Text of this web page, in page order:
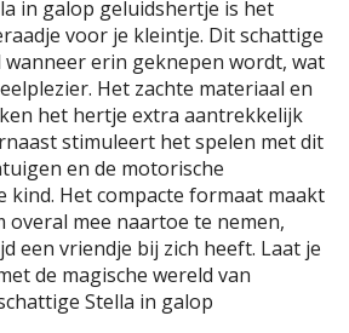
in galop geluidshertje is het
voor je kleintje. Dit schattige
erin geknepen wordt, wat
Het zachte materiaal en
het hertje extra aantrekkelijk
stimuleert het spelen met dit
en de motorische
kind. Het compacte formaat maakt
overal mee naartoe te nemen,
een vriendje bij zich heeft. Laat je
de magische wereld van
Stella in galop